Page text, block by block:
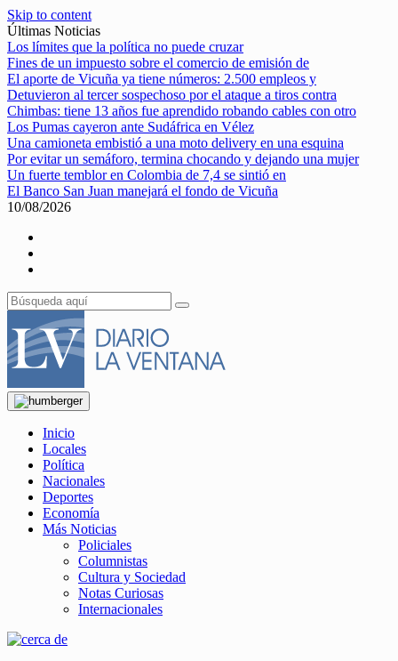
Skip to content
Últimas Noticias
Los límites que la política no puede cruzar
Fines de un impuesto sobre el comercio de emisión de
El aporte de Vicuña ya tiene números: 2.500 empleos y
Detuvieron al tercer sospechoso por el ataque a tiros contra
Chimbas: tiene 13 años fue aprendido robando cables con otro
Los Pumas cayeron ante Sudáfrica en Vélez
Una camioneta embistió a una moto delivery en una esquina
Por evitar un semáforo, termina chocando y dejando una mujer
Un fuerte temblor en Colombia de 7,4 se sintió en
El Banco San Juan manejará el fondo de Vicuña
10/08/2026
Inicio
Locales
Política
Nacionales
Deportes
Economía
Más Noticias
Policiales
Columnistas
Cultura y Sociedad
Notas Curiosas
Internacionales